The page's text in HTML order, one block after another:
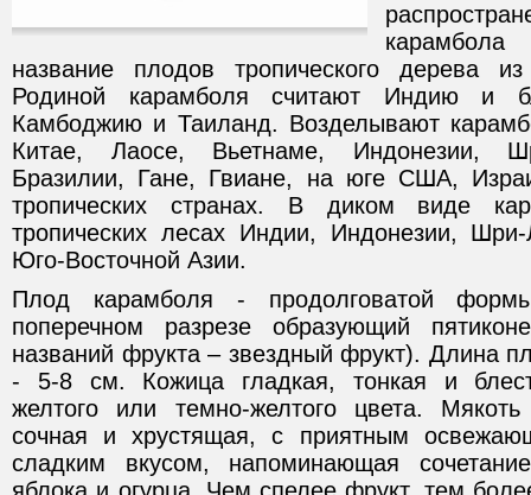
название плодов тропического дерева
Родиной карамболя считают Индию и
Камбоджию и Таиланд. Возделывают
Китае, Лаосе, Вьетнаме, Индонезии,
Бразилии, Гане, Гвиане, на юге США,
тропических странах. В диком виде
тропических лесах Индии, Индонезии,
Юго-Восточной Азии.
Плод карамболя - продолговатой
поперечном разрезе образующий
названий фрукта – звездный фрукт). Длина
- 5-8 см. Кожица гладкая, тонкая и
желтого или темно-желтого цвета. Мякоть
сочная и хрустящая, с приятным
сладким вкусом, напоминающая